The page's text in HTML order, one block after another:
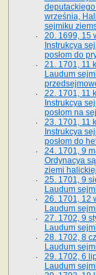
września,
sejmiku
20. 1699, 15
Instrukcya
posłom do
21. 1701, 11
Laudum
22. 1701, 11
Instrukcya
posłom na
23. 1701, 11
Instrukcya
posłom do
24. 1701, 9
Ordynacya
ziemi
25. 1701, 9
Laudum
26. 1701, 12
Laudum
27. 1702, 9
Laudum
28. 1702, 8
Laudum
29. 1702, 6
Laudum